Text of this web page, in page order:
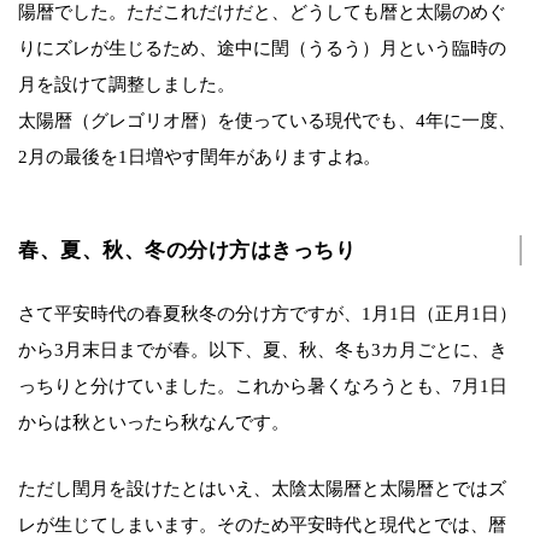
陽暦でした。ただこれだけだと、どうしても暦と太陽のめぐ
りにズレが生じるため、途中に閏（うるう）月という臨時の
月を設けて調整しました。
太陽暦（グレゴリオ暦）を使っている現代でも、4年に一度、
2月の最後を1日増やす閏年がありますよね。
春、夏、秋、冬の分け方はきっちり
さて平安時代の春夏秋冬の分け方ですが、1月1日（正月1日）
から3月末日までが春。以下、夏、秋、冬も3カ月ごとに、き
っちりと分けていました。これから暑くなろうとも、7月1日
からは秋といったら秋なんです。
ただし閏月を設けたとはいえ、太陰太陽暦と太陽暦とではズ
レが生じてしまいます。そのため平安時代と現代とでは、暦